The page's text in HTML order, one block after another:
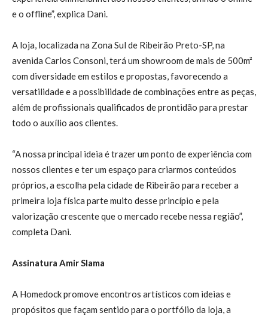
e o offline”, explica Dani.
A loja, localizada na Zona Sul de Ribeirão Preto-SP, na
avenida Carlos Consoni, terá um showroom de mais de 500m²
com diversidade em estilos e propostas, favorecendo a
versatilidade e a possibilidade de combinações entre as peças,
além de profissionais qualificados de prontidão para prestar
todo o auxílio aos clientes.
“A nossa principal ideia é trazer um ponto de experiência com
nossos clientes e ter um espaço para criarmos conteúdos
próprios, a escolha pela cidade de Ribeirão para receber a
primeira loja física parte muito desse princípio e pela
valorização crescente que o mercado recebe nessa região”,
completa Dani.
Assinatura Amir Slama
A Homedock promove encontros artísticos com ideias e
propósitos que façam sentido para o portfólio da loja, a